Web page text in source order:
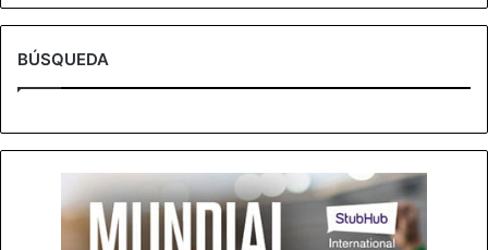
BÚSQUEDA